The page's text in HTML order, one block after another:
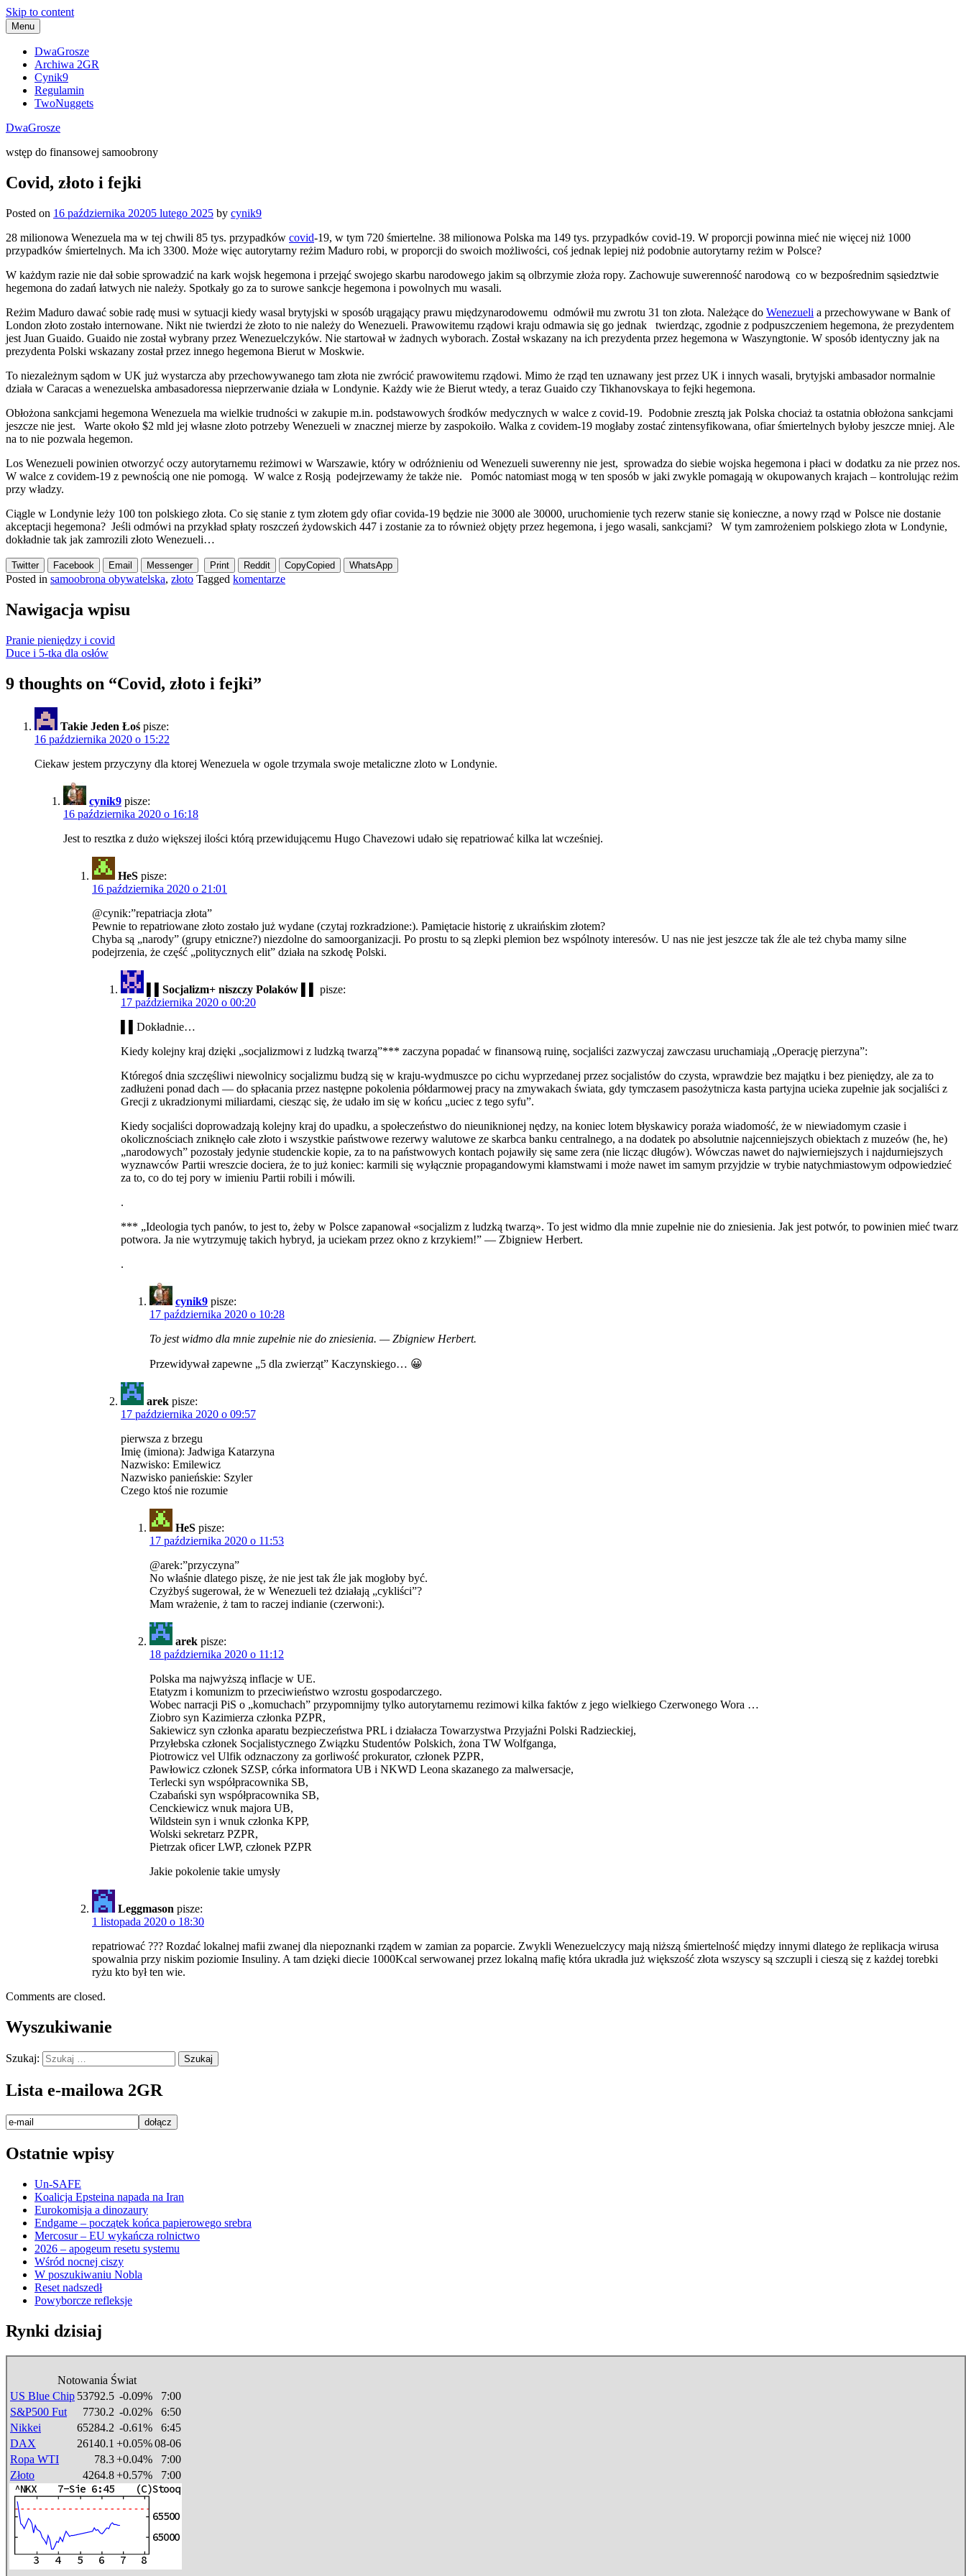
Skip to content
Menu
DwaGrosze
Archiwa 2GR
Cynik9
Regulamin
TwoNuggets
DwaGrosze
wstęp do finansowej samoobrony
Covid, złoto i fejki
Posted on 16 października 20205 lutego 2025 by cynik9
28 milionowa Wenezuela ma w tej chwili 85 tys. przypadków covid-19, w tym 720 śmiertelne. 38 milionowa Polska ma 149 tys. przypadków covid-19. W proporcji powinna mieć nie więcej niż 1000
przypadków śmiertelnych. Ma ich 3300. Może więc autorytarny reżim Maduro robi, w proporcji do swoich możliwości, coś jednak lepiej niż podobnie autorytarny reżim w Polsce?
W każdym razie nie dał sobie sprowadzić na kark wojsk hegemona i przejąć swojego skarbu narodowego jakim są olbrzymie złoża ropy. Zachowuje suwerenność narodową co w bezpośrednim sąsiedztwie
hegemona do zadań łatwych nie należy. Spotkały go za to surowe sankcje hegemona i powolnych mu wasali.
Reżim Maduro dawać sobie radę musi w sytuacji kiedy wasal brytyjski w sposób urągający prawu międzynarodowemu odmówił mu zwrotu 31 ton złota. Należące do Wenezueli a przechowywane w Bank of
London złoto zostało internowane. Nikt nie twierdzi że złoto to nie należy do Wenezueli. Prawowitemu rządowi kraju odmawia się go jednak twierdząc, zgodnie z podpuszczeniem hegemona, że prezydentem
jest Juan Guaido. Guaido nie został wybrany przez Wenezuelczyków. Nie startował w żadnych wyborach. Został wskazany na ich prezydenta przez hegemona w Waszyngtonie. W sposób identyczny jak na
prezydenta Polski wskazany został przez innego hegemona Bierut w Moskwie.
To niezależnym sądom w UK już wystarcza aby przechowywanego tam złota nie zwrócić prawowitemu rządowi. Mimo że rząd ten uznawany jest przez UK i innych wasali, brytyjski ambasador normalnie
działa w Caracas a wenezuelska ambasadoressa nieprzerwanie działa w Londynie. Każdy wie że Bierut wtedy, a teraz Guaido czy Tikhanovskaya to fejki hegemona.
Obłożona sankcjami hegemona Wenezuela ma wielkie trudności w zakupie m.in. podstawowych środków medycznych w walce z covid-19. Podobnie zresztą jak Polska chociaż ta ostatnia obłożona sankcjami
jeszcze nie jest. Warte około $2 mld jej własne złoto potrzeby Wenezueli w znacznej mierze by zaspokoiło. Walka z covidem-19 mogłaby zostać zintensyfikowana, ofiar śmiertelnych byłoby jeszcze mniej. Ale
na to nie pozwala hegemon.
Los Wenezueli powinien otworzyć oczy autorytarnemu reżimowi w Warszawie, który w odróżnieniu od Wenezueli suwerenny nie jest, sprowadza do siebie wojska hegemona i płaci w dodatku za nie przez nos.
W walce z covidem-19 z pewnością one nie pomogą. W walce z Rosją podejrzewamy że także nie. Pomóc natomiast mogą w ten sposób w jaki zwykle pomagają w okupowanych krajach – kontrolując reżim
przy władzy.
Ciągle w Londynie leży 100 ton polskiego złota. Co się stanie z tym złotem gdy ofiar covida-19 będzie nie 3000 ale 30000, uruchomienie tych rezerw stanie się konieczne, a nowy rząd w Polsce nie dostanie
akceptacji hegemona? Jeśli odmówi na przykład spłaty roszczeń żydowskich 447 i zostanie za to również objęty przez hegemona, i jego wasali, sankcjami? W tym zamrożeniem polskiego złota w Londynie,
dokładnie tak jak zamrozili złoto Wenezueli…
Twitter Facebook Email Messenger Print Reddit CopyCopied WhatsApp
Posted in samoobrona obywatelska, złoto Tagged komentarze
Nawigacja wpisu
Pranie pieniędzy i covid
Duce i 5-tka dla osłów
9 thoughts on “Covid, złoto i fejki”
Takie Jeden Łoś pisze:
16 października 2020 o 15:22
Ciekaw jestem przyczyny dla ktorej Wenezuela w ogole trzymala swoje metaliczne zloto w Londynie.
cynik9 pisze:
16 października 2020 o 16:18
Jest to resztka z dużo większej ilości którą przewidującemu Hugo Chavezowi udało się repatriować kilka lat wcześniej.
HeS pisze:
16 października 2020 o 21:01
@cynik:”repatriacja złota”
Pewnie to repatriowane złoto zostało już wydane (czytaj rozkradzione:). Pamiętacie historię z ukraińskim złotem?
Chyba są „narody” (grupy etniczne?) niezdolne do samoorganizacji. Po prostu to są zlepki plemion bez wspólnoty interesów. U nas nie jest jeszcze tak źle ale też chyba mamy silne
podejrzenia, że część „politycznych elit” działa na szkodę Polski.
▌▌Socjalizm+ niszczy Polaków ▌▌
pisze:
17 października 2020 o 00:20
▌▌Dokładnie…
Kiedy kolejny kraj dzięki „socjalizmowi z ludzką twarzą”*** zaczyna popadać w finansową ruinę, socjaliści zazwyczaj zawczasu uruchamiają „Operację pierzyna”:
Któregoś dnia szczęśliwi niewolnicy socjalizmu budzą się w kraju-wydmuszce po cichu wyprzedanej przez socjalistów do czysta, wprawdzie bez majątku i bez pieniędzy, ale za to
zadłużeni ponad dach — do spłacania przez następne pokolenia półdarmowej pracy na zmywakach świata, gdy tymczasem pasożytnicza kasta partyjna ucieka zupełnie jak socjaliści z
Grecji z ukradzionymi miliardami, ciesząc się, że udało im się w końcu „uciec z tego syfu”.
Kiedy socjaliści doprowadzają kolejny kraj do upadku, a społeczeństwo do nieuniknionej nędzy, na koniec lotem błyskawicy poraża wiadomość, że w niewiadomym czasie i
okolicznościach zniknęło całe złoto i wszystkie państwowe rezerwy walutowe ze skarbca banku centralnego, a na dodatek po absolutnie najcenniejszych obiektach z muzeów (he, he)
„narodowych” pozostały jedynie studenckie kopie, za to na państwowych kontach pojawiły się same zera (nie licząc długów). Wówczas nawet do najwierniejszych i najdurniejszych
wyznawców Partii wreszcie dociera, że to już koniec: karmili się wyłącznie propagandowymi kłamstwami i może nawet im samym przyjdzie w trybie natychmiastowym odpowiedzieć
za to, co do tej pory w imieniu Partii robili i mówili.
.
*** „Ideologia tych panów, to jest to, żeby w Polsce zapanował «socjalizm z ludzką twarzą». To jest widmo dla mnie zupełnie nie do zniesienia. Jak jest potwór, to powinien mieć twarz
potwora. Ja nie wytrzymuję takich hybryd, ja uciekam przez okno z krzykiem!” — Zbigniew Herbert.
.
cynik9 pisze:
17 października 2020 o 10:28
To jest widmo dla mnie zupełnie nie do zniesienia. — Zbigniew Herbert.
Przewidywał zapewne „5 dla zwierząt” Kaczynskiego… 😀
arek pisze:
17 października 2020 o 09:57
pierwsza z brzegu
Imię (imiona): Jadwiga Katarzyna
Nazwisko: Emilewicz
Nazwisko panieńskie: Szyler
Czego ktoś nie rozumie
HeS pisze:
17 października 2020 o 11:53
@arek:”przyczyna”
No właśnie dlatego piszę, że nie jest tak źle jak mogłoby być.
Czyżbyś sugerował, że w Wenezueli też działają „cykliści”?
Mam wrażenie, ż tam to raczej indianie (czerwoni:).
arek pisze:
18 października 2020 o 11:12
Polska ma najwyższą inflacje w UE.
Etatyzm i komunizm to przeciwieństwo wzrostu gospodarczego.
Wobec narracji PiS o „komuchach” przypomnijmy tylko autorytarnemu rezimowi kilka faktów z jego wielkiego Czerwonego Wora …
Ziobro syn Kazimierza członka PZPR,
Sakiewicz syn członka aparatu bezpieczeństwa PRL i działacza Towarzystwa Przyjaźni Polski Radzieckiej,
Przyłebska członek Socjalistycznego Związku Studentów Polskich, żona TW Wolfganga,
Piotrowicz vel Ulfik odznaczony za gorliwość prokurator, członek PZPR,
Pawłowicz członek SZSP, córka informatora UB i NKWD Leona skazanego za malwersacje,
Terlecki syn współpracownika SB,
Czabański syn współpracownika SB,
Cenckiewicz wnuk majora UB,
Wildstein syn i wnuk członka KPP,
Wolski sekretarz PZPR,
Pietrzak oficer LWP, członek PZPR
Jakie pokolenie takie umysły
Leggmason pisze:
1 listopada 2020 o 18:30
repatriować ??? Rozdać lokalnej mafii zwanej dla niepoznanki rządem w zamian za poparcie. Zwykli Wenezuelczycy mają niższą śmiertelność między innymi dlatego że replikacja wirusa
spowalnia przy niskim poziomie Insuliny. A tam dzięki diecie 1000Kcal serwowanej przez lokalną mafię która ukradła już większość złota wszyscy są szczupli i cieszą się z każdej torebki
ryżu kto był ten wie.
Comments are closed.
Wyszukiwanie
Szukaj:
Lista e-mailowa 2GR
Ostatnie wpisy
Un-SAFE
Koalicja Epsteina napada na Iran
Eurokomisja a dinozaury
Endgame – początek końca papierowego srebra
Mercosur – EU wykańcza rolnictwo
2026 – apogeum resetu systemu
Wśród nocnej ciszy
W poszukiwaniu Nobla
Reset nadszedł
Powyborcze refleksje
Rynki dzisiaj
Notowania Świat
US Blue Chip 53792.5 -0.09%
7:00
S&P500 Fut
7730.2 -0.02%
6:50
Nikkei
65284.2 -0.61%
6:45
DAX
26140.1 +0.05%08-06
Ropa WTI
78.3+0.04%
7:00
Złoto
4264.8+0.57% 7:00